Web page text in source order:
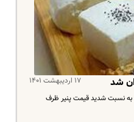
۱۷ اردیبهشت ۱۴۰۱ شد
به نسبت شدید قیمت پنیر ظرف